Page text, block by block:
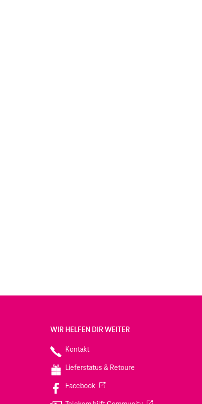
WIR HELFEN DIR WEITER
Kontakt
Lieferstatus & Retoure
Facebook(Wird in einem neuen Tab geöffnet)